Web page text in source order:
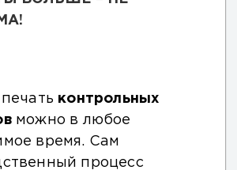
контрольных
можно в любое
время. Сам
процесс